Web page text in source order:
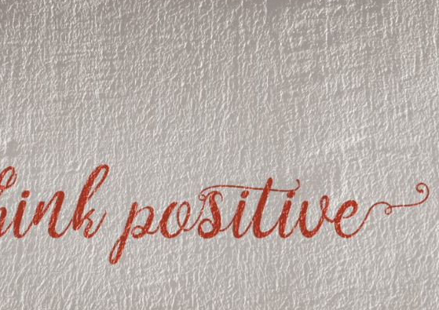
personne qui passerait son temps à mettre des commentaires